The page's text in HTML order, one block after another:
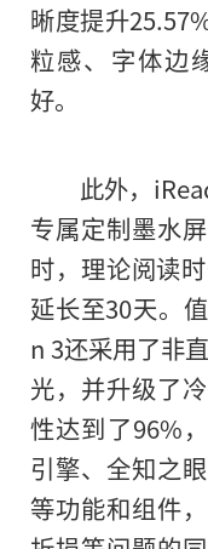
晰度提升
粒感、字体边
好。
此外，
专属定制墨水
时，理论阅读
延长至30天。
n 3还采用了非
光，并升级了
性达到了96%
引擎、全知之
等功能和组件